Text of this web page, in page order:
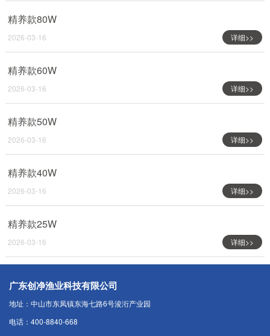
精养款80W
2026-03-16 详细>>
精养款60W
2026-03-16 详细>>
精养款50W
2026-03-16 详细>>
精养款40W
2026-03-16 详细>>
精养款25W
2026-03-16 详细>>
广东创净渔业科技有限公司
地址：中山市东凤镇东海七路6号浚洐产业园
电话：400-8840-668